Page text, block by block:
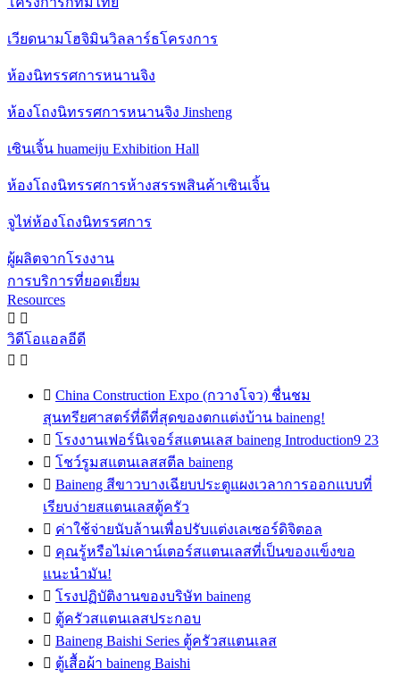
เวียดนามโฮจิมินวิลลาร์ธโครงการ
ห้องนิทรรศการหนานจิง
ห้องโถงนิทรรศการหนานจิง Jinsheng
เซินเจิ้น huameiju Exhibition Hall
ห้องโถงนิทรรศการห้างสรรพสินค้าเซินเจิ้น
จูไห่ห้องโถงนิทรรศการ
ผู้ผลิตจากโรงงาน
การบริการที่ยอดเยี่ยม
Resources
 
วิดีโอแอลอีดี
 
 China Construction Expo (กวางโจว) ชื่นชม
สุนทรียศาสตร์ที่ดีที่สุดของตกแต่งบ้าน baineng!
 โรงงานเฟอร์นิเจอร์สแตนเลส baineng Introduction9 23
 โชว์รูมสแตนเลสสตีล baineng
 Baineng สีขาวบางเฉียบประตูแผงเวลาการออกแบบที่
เรียบง่ายสแตนเลสตู้ครัว
 ค่าใช้จ่ายนับล้านเพื่อปรับแต่งเลเซอร์ดิจิตอล
 คุณรู้หรือไม่เคาน์เตอร์สแตนเลสที่เป็นของแข็งขอ
แนะนำมัน!
 โรงปฏิบัติงานของบริษัท baineng
 ตู้ครัวสแตนเลสประกอบ
 Baineng Baishi Series ตู้ครัวสแตนเลส
 ตู้เสื้อผ้า baineng Baishi